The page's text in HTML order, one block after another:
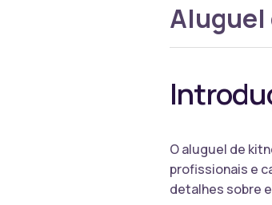
O aluguel de
profissionais e
detalhes sobre